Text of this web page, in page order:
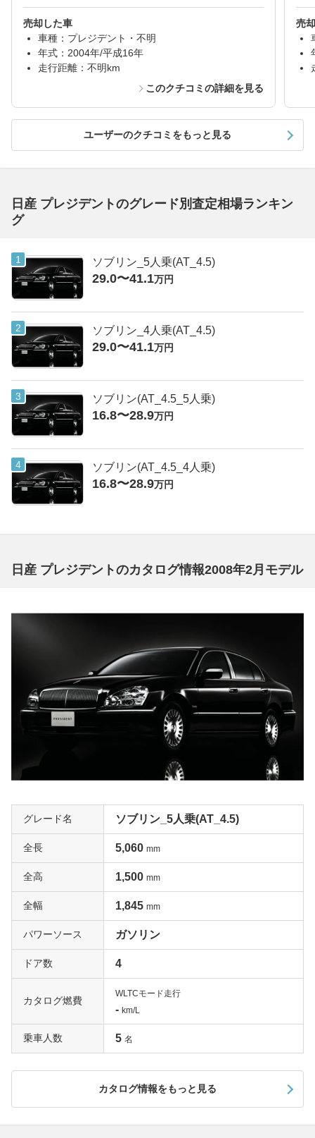
売却した車
車種：プレジデント・不明
年式：2004年/平成16年
走行距離：不明km
このクチコミの詳細を見る
売
ユーザーのクチコミをもっと見る
日産 プレジデントのグレード別査定相場ランキン
グ
ソブリン_5人乗(AT_4.5)
29.0〜41.1万円
ソブリン_4人乗(AT_4.5)
29.0〜41.1万円
ソブリン(AT_4.5_5人乗)
16.8〜28.9万円
ソブリン(AT_4.5_4人乗)
16.8〜28.9万円
日産 プレジデントのカタログ情報2008年2月モデル
グレード名 ソブリン_5人乗(AT_4.5)
全長 5,060 mm
全高 1,500 mm
全幅 1,845 mm
パワーソース ガソリン
ドア数 4
カタログ燃費
WLTCモード走行
- km/L
乗車人数 5 名
カタログ情報をもっと見る